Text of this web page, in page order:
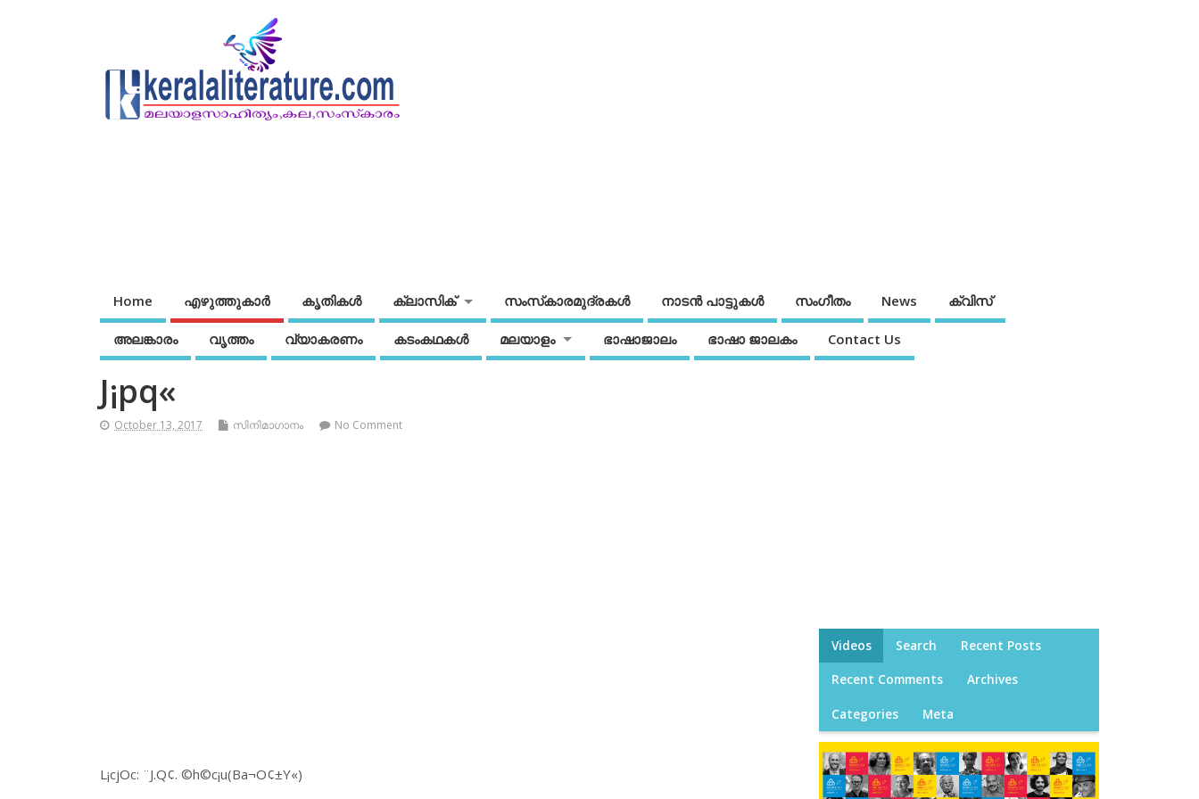
Home എഴുത്തുകാര്‍ കൃതികൾ ക്ലാസിക് സംസ്‌കാരമുദ്രകള്‍ നാടന്‍ പാട്ടുകള്‍ സംഗീതം News ക്വിസ്
അലങ്കാരം വൃത്തം വ്യാകരണം കടംകഥകള്‍ മലയാളം ഭാഷാജാലം ഭാഷാ ജാലകം Contact Us
J¡pq«
October 13, 2017 സിനിമാഗാനം No Comment
L¡cjOc: ¨J.Q¢. ©h©c¡u(Ba¬O¢±Y«)
Videos Search Recent Posts
Recent Comments Archives
Categories Meta